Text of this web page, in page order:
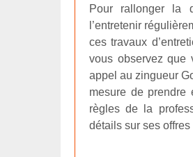
Pour rallonger la
l’entretenir
ces travaux
vous observez que
appel au zingueur
mesure de prendre
règles de la
détails sur ses